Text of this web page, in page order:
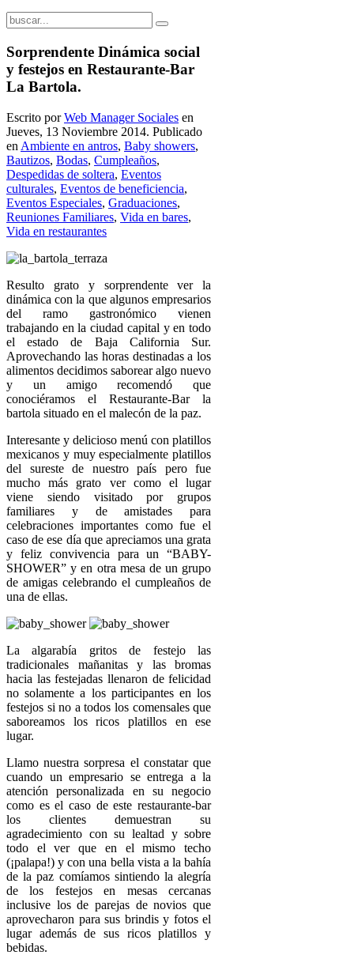
Sorprendente Dinámica social
y festejos en Restaurante-Bar
La Bartola.
Escrito porWeb Manager Sociales en
Jueves, 13 Noviembre 2014. Publicado
en Ambiente en antros, Baby showers,
Bautizos, Bodas, Cumpleaños,
Despedidas de soltera, Eventos
culturales, Eventos de beneficiencia,
Eventos Especiales, Graduaciones,
Reuniones Familiares, Vida en bares,
Vida en restaurantes
Resulto grato y sorprendente ver la
dinámica con la que algunos empresarios
del ramo gastronómico vienen
trabajando en la ciudad capital y en todo
el estado de Baja California Sur.
Aprovechando las horas destinadas a los
alimentos decidimos saborear algo nuevo
y un amigo recomendó que
conociéramos el Restaurante-Bar la
bartola situado en el malecón de la paz.
Interesante y delicioso menú con platillos
mexicanos y muy especialmente platillos
del sureste de nuestro país pero fue
mucho más grato ver como el lugar
viene siendo visitado por grupos
familiares y de amistades para
celebraciones importantes como fue el
caso de ese día que apreciamos una grata
y feliz convivencia para un “BABY-
SHOWER” y en otra mesa de un grupo
de amigas celebrando el cumpleaños de
una de ellas.
La algarabía gritos de festejo las
tradicionales mañanitas y las bromas
hacia las festejadas llenaron de felicidad
no solamente a los participantes en los
festejos si no a todos los comensales que
saboreamos los ricos platillos en ese
lugar.
Llamo nuestra sorpresa el constatar que
cuando un empresario se entrega a la
atención personalizada en su negocio
como es el caso de este restaurante-bar
los clientes demuestran su
agradecimiento con su lealtad y sobre
todo el ver que en el mismo techo
(¡palapa!) y con una bella vista a la bahía
de la paz comíamos sintiendo la alegría
de los festejos en mesas cercanas
inclusive los de parejas de novios que
aprovecharon para sus brindis y fotos el
lugar además de sus ricos platillos y
bebidas.